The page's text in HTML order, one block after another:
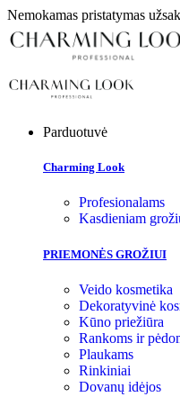
Nemokamas pristatymas
Parduotuvė
Charming Look
Profesionalams
Kasdieniam
PRIEMONĖS GROŽIUI
Veido kosmetika
Dekoratyvinė
Kūno priežiūra
Rankoms ir
Plaukams
Rinkiniai
Dovanų idėjos